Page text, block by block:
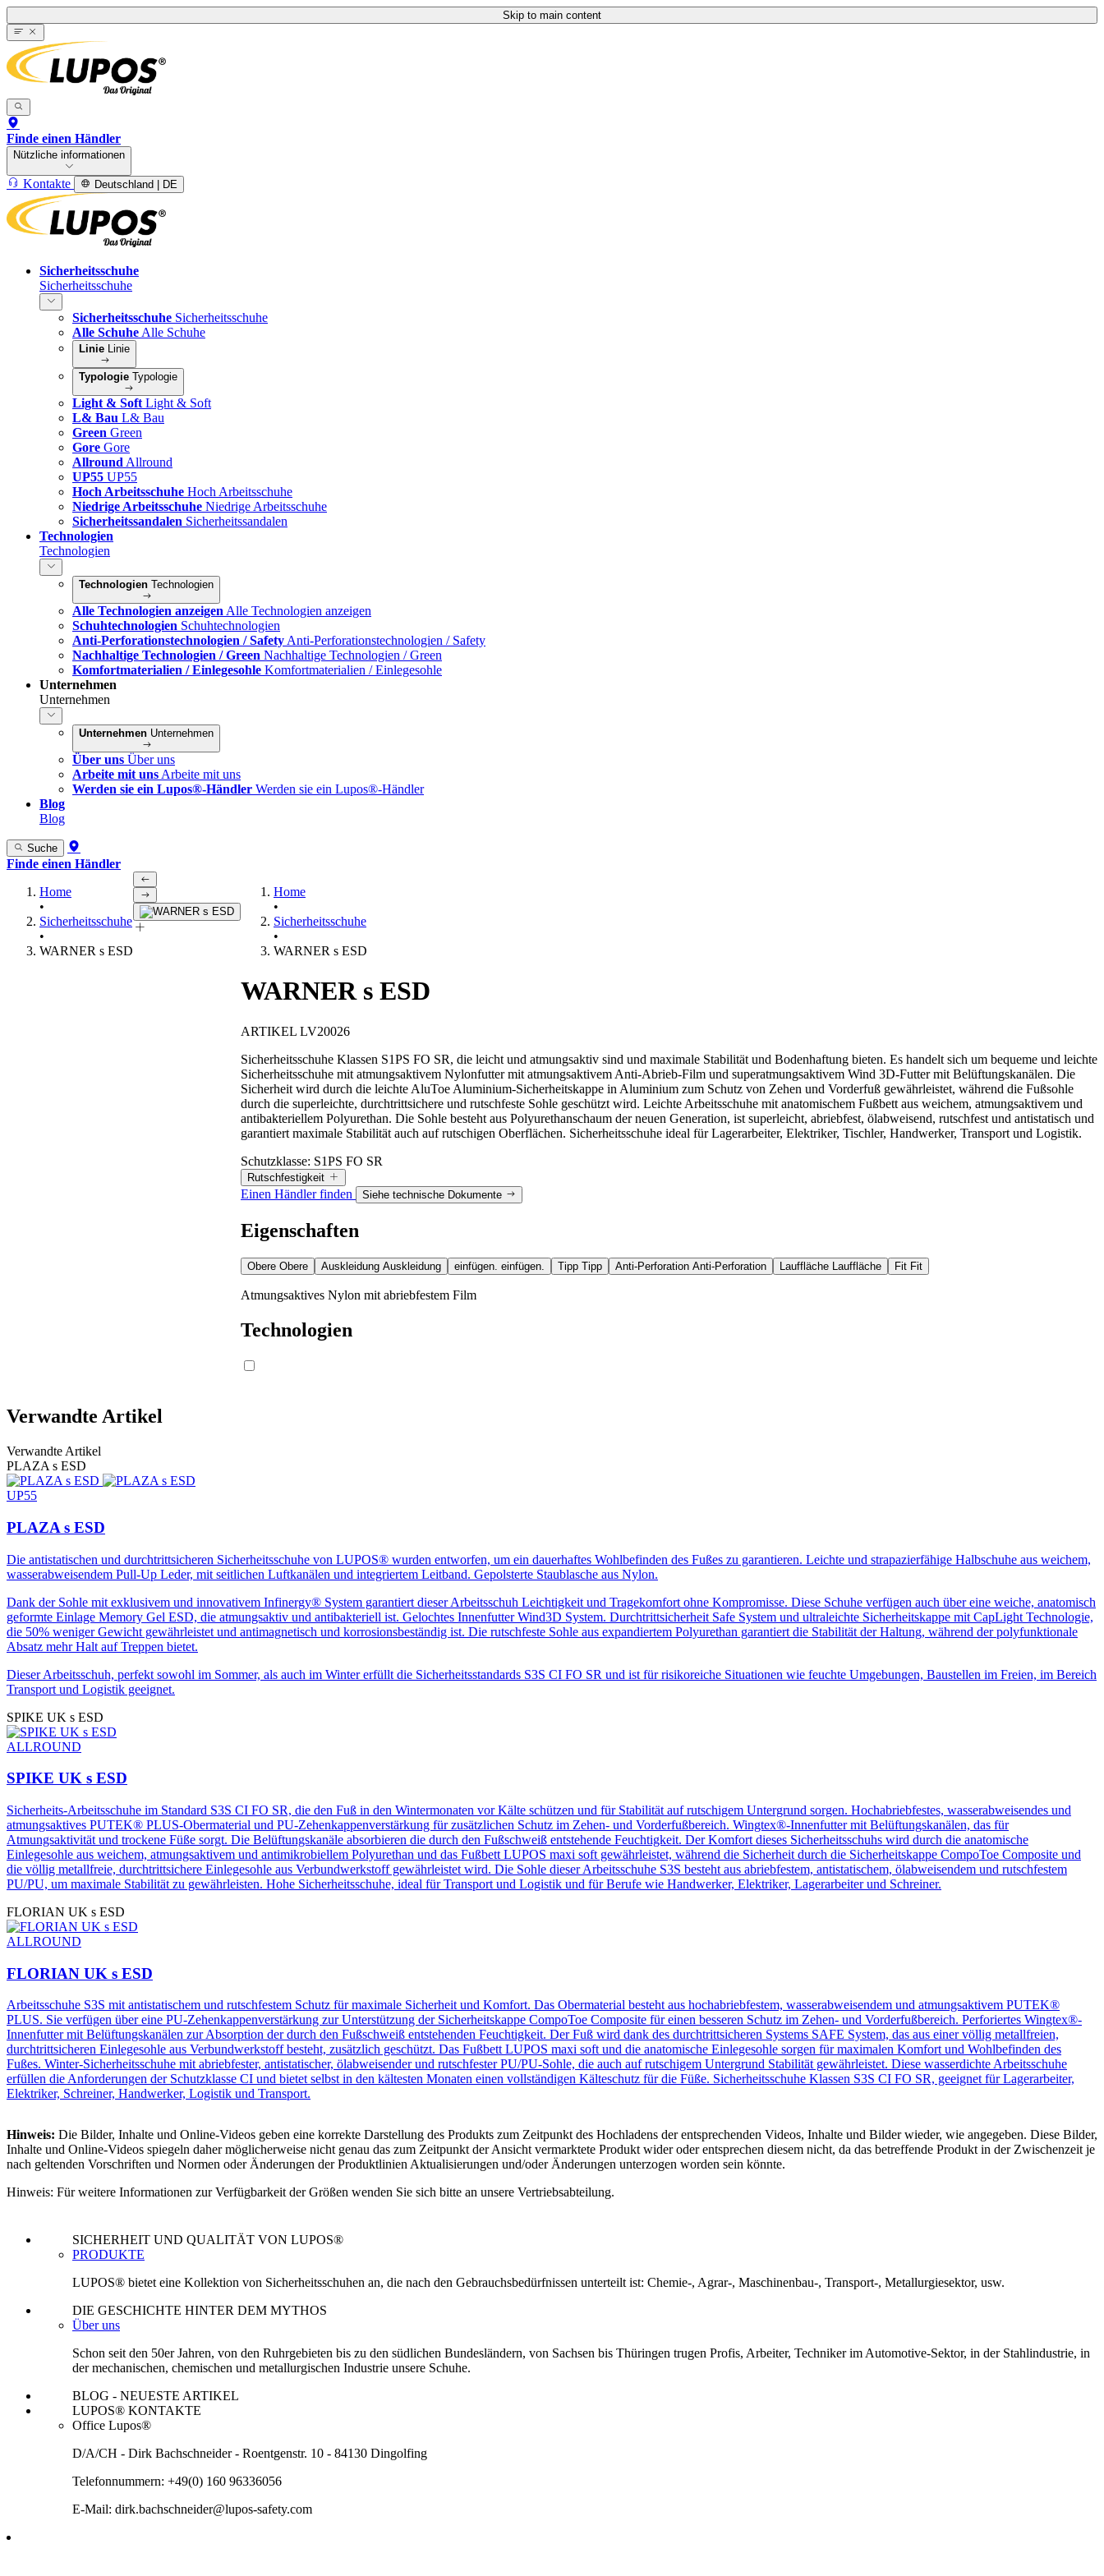
Skip to main content
Finde einen Händler
Nützliche informationen
Kontakte Deutschland | DE
Sicherheitsschuhe
Sicherheitsschuhe
Sicherheitsschuhe Sicherheitsschuhe
Alle Schuhe Alle Schuhe
Linie Linie
Typologie Typologie
Light & Soft Light & Soft
L& Bau L& Bau
Green Green
Gore Gore
Allround Allround
UP55 UP55
Hoch Arbeitsschuhe Hoch Arbeitsschuhe
Niedrige Arbeitsschuhe Niedrige Arbeitsschuhe
Sicherheitssandalen Sicherheitssandalen
Technologien
Technologien
Technologien Technologien
Alle Technologien anzeigen Alle Technologien anzeigen
Schuhtechnologien Schuhtechnologien
Anti-Perforationstechnologien / Safety Anti-Perforationstechnologien / Safety
Nachhaltige Technologien / Green Nachhaltige Technologien / Green
Komfortmaterialien / Einlegesohle Komfortmaterialien / Einlegesohle
Unternehmen
Unternehmen
Unternehmen Unternehmen
Über uns Über uns
Arbeite mit uns Arbeite mit uns
Werden sie ein Lupos®-Händler Werden sie ein Lupos®-Händler
Blog
Blog
Suche
Finde einen Händler
Home
•
Sicherheitsschuhe
•
WARNER s ESD
Home
•
Sicherheitsschuhe
•
WARNER s ESD
WARNER s ESD
ARTIKEL LV20026
Sicherheitsschuhe Klassen S1PS FO SR, die leicht und atmungsaktiv sind und maximale Stabilität und Bodenhaftung bieten. Es handelt sich um bequeme und leichte
Sicherheitsschuhe mit atmungsaktivem Nylonfutter mit atmungsaktivem Anti-Abrieb-Film und superatmungsaktivem Wind 3D-Futter mit Belüftungskanälen. Die
Sicherheit wird durch die leichte AluToe Aluminium-Sicherheitskappe in Aluminium zum Schutz von Zehen und Vorderfuß gewährleistet, während die Fußsohle
durch die superleichte, durchtrittsichere und rutschfeste Sohle geschützt wird. Leichte Arbeitsschuhe mit anatomischem Fußbett aus weichem, atmungsaktivem und
antibakteriellem Polyurethan. Die Sohle besteht aus Polyurethanschaum der neuen Generation, ist superleicht, abriebfest, ölabweisend, rutschfest und antistatisch und
garantiert maximale Stabilität auch auf rutschigen Oberflächen. Sicherheitsschuhe ideal für Lagerarbeiter, Elektriker, Tischler, Handwerker, Transport und Logistik.
Schutzklasse: S1PS FO SR
Rutschfestigkeit
Rutschfestigkeit
Kennzeichnungssymbol (SR)
Glyzerin
≥0,22Schuh zur Ferse hin um 7° geneigt
Einen Händler finden Siehe technische Dokumente
Eigenschaften
Obere Obere Auskleidung Auskleidung einfügen. einfügen. Tipp Tipp Anti-Perforation Anti-Perforation Lauffläche Lauffläche Fit Fit
Atmungsaktives Nylon mit abriebfestem Film
Technologien
Verwandte Artikel
Verwandte Artikel
PLAZA s ESD
UP55
PLAZA s ESD
Die antistatischen und durchtrittsicheren Sicherheitsschuhe von LUPOS® wurden entworfen, um ein dauerhaftes Wohlbefinden des Fußes zu garantieren. Leichte und strapazierfähige Halbschuhe aus weichem,
wasserabweisendem Pull-Up Leder, mit seitlichen Luftkanälen und integriertem Leitband. Gepolsterte Staublasche aus Nylon.
Dank der Sohle mit exklusivem und innovativem Infinergy® System garantiert dieser Arbeitsschuh Leichtigkeit und Tragekomfort ohne Kompromisse. Diese Schuhe verfügen auch über eine weiche, anatomisch
geformte Einlage Memory Gel ESD, die atmungsaktiv und antibakteriell ist. Gelochtes Innenfutter Wind3D System. Durchtrittsicherheit Safe System und ultraleichte Sicherheitskappe mit CapLight Technologie,
die 50% weniger Gewicht gewährleistet und antimagnetisch und korrosionsbeständig ist. Die rutschfeste Sohle aus expandiertem Polyurethan garantiert die Stabilität der Haltung, während der polyfunktionale
Absatz mehr Halt auf Treppen bietet.
Dieser Arbeitsschuh, perfekt sowohl im Sommer, als auch im Winter erfüllt die Sicherheitsstandards S3S CI FO SR und ist für risikoreiche Situationen wie feuchte Umgebungen, Baustellen im Freien, im Bereich
Transport und Logistik geeignet.
SPIKE UK s ESD
ALLROUND
SPIKE UK s ESD
Sicherheits-Arbeitsschuhe im Standard S3S CI FO SR, die den Fuß in den Wintermonaten vor Kälte schützen und für Stabilität auf rutschigem Untergrund sorgen. Hochabriebfestes, wasserabweisendes und
atmungsaktives PUTEK® PLUS-Obermaterial und PU-Zehenkappenverstärkung für zusätzlichen Schutz im Zehen- und Vorderfußbereich. Wingtex®-Innenfutter mit Belüftungskanälen, das für
Atmungsaktivität und trockene Füße sorgt. Die Belüftungskanäle absorbieren die durch den Fußschweiß entstehende Feuchtigkeit. Der Komfort dieses Sicherheitsschuhs wird durch die anatomische
Einlegesohle aus weichem, atmungsaktivem und antimikrobiellem Polyurethan und das Fußbett LUPOS maxi soft gewährleistet, während die Sicherheit durch die Sicherheitskappe CompoToe Composite und
die völlig metallfreie, durchtrittsichere Einlegesohle aus Verbundwerkstoff gewährleistet wird. Die Sohle dieser Arbeitsschuhe S3S besteht aus abriebfestem, antistatischem, ölabweisendem und rutschfestem
PU/PU, um maximale Stabilität zu gewährleisten. Hohe Sicherheitsschuhe, ideal für Transport und Logistik und für Berufe wie Handwerker, Elektriker, Lagerarbeiter und Schreiner.
FLORIAN UK s ESD
ALLROUND
FLORIAN UK s ESD
Arbeitsschuhe S3S mit antistatischem und rutschfestem Schutz für maximale Sicherheit und Komfort. Das Obermaterial besteht aus hochabriebfestem, wasserabweisendem und atmungsaktivem PUTEK®
PLUS. Sie verfügen über eine PU-Zehenkappenverstärkung zur Unterstützung der Sicherheitskappe CompoToe Composite für einen besseren Schutz im Zehen- und Vorderfußbereich. Perforiertes Wingtex®-
Innenfutter mit Belüftungskanälen zur Absorption der durch den Fußschweiß entstehenden Feuchtigkeit. Der Fuß wird dank des durchtrittsicheren Systems SAFE System, das aus einer völlig metallfreien,
durchtrittsicheren Einlegesohle aus Verbundwerkstoff besteht, zusätzlich geschützt. Das Fußbett LUPOS maxi soft und die anatomische Einlegesohle sorgen für maximalen Komfort und Wohlbefinden des
Fußes. Winter-Sicherheitsschuhe mit abriebfester, antistatischer, ölabweisender und rutschfester PU/PU-Sohle, die auch auf rutschigem Untergrund Stabilität gewährleistet. Diese wasserdichte Arbeitsschuhe
erfüllen die Anforderungen der Schutzklasse CI und bietet selbst in den kältesten Monaten einen vollständigen Kälteschutz für die Füße. Sicherheitsschuhe Klassen S3S CI FO SR, geeignet für Lagerarbeiter,
Elektriker, Schreiner, Handwerker, Logistik und Transport.
Hinweis: Die Bilder, Inhalte und Online-Videos geben eine korrekte Darstellung des Produkts zum Zeitpunkt des Hochladens der entsprechenden Videos, Inhalte und Bilder wieder, wie angegeben. Diese Bilder,
Inhalte und Online-Videos spiegeln daher möglicherweise nicht genau das zum Zeitpunkt der Ansicht vermarktete Produkt wider oder entsprechen diesem nicht, da das betreffende Produkt in der Zwischenzeit je
nach geltenden Vorschriften und Normen oder Änderungen der Produktlinien Aktualisierungen und/oder Änderungen unterzogen worden sein könnte.
Hinweis: Für weitere Informationen zur Verfügbarkeit der Größen wenden Sie sich bitte an unsere Vertriebsabteilung.
SICHERHEIT UND QUALITÄT VON LUPOS®
PRODUKTE
LUPOS® bietet eine Kollektion von Sicherheitsschuhen an, die nach den Gebrauchsbedürfnissen unterteilt ist: Chemie-, Agrar-, Maschinenbau-, Transport-, Metallurgiesektor, usw.
DIE GESCHICHTE HINTER DEM MYTHOS
Über uns
Schon seit den 50er Jahren, von den Ruhrgebieten bis zu den südlichen Bundesländern, von Sachsen bis Thüringen trugen Profis, Arbeiter, Techniker im Automotive-Sektor, in der Stahlindustrie, in
der mechanischen, chemischen und metallurgischen Industrie unsere Schuhe.
BLOG - NEUESTE ARTIKEL
LUPOS® KONTAKTE
Office Lupos®
D/A/CH - Dirk Bachschneider - Roentgenstr. 10 - 84130 Dingolfing
Telefonnummern: +49(0) 160 96336056
E-Mail: dirk.bachschneider@lupos-safety.com